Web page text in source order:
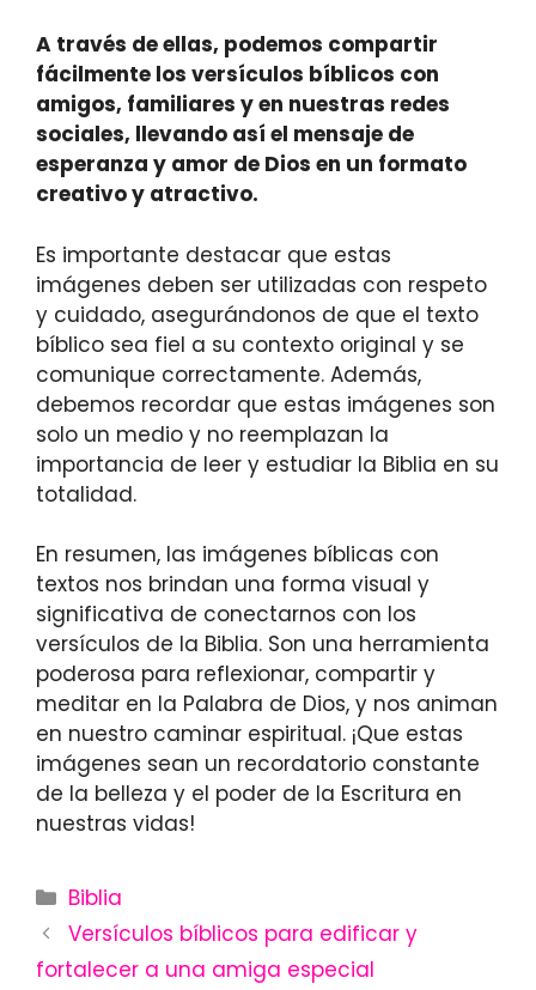
A través de ellas, podemos compartir
fácilmente los versículos bíblicos con
amigos, familiares y en nuestras redes
sociales, llevando así el mensaje de
esperanza y amor de Dios en un formato
creativo y atractivo.
Es importante destacar que estas
imágenes deben ser utilizadas con respeto
y cuidado, asegurándonos de que el texto
bíblico sea fiel a su contexto original y se
comunique correctamente. Además,
debemos recordar que estas imágenes son
solo un medio y no reemplazan la
importancia de leer y estudiar la Biblia en su
totalidad.
En resumen, las imágenes bíblicas con
textos nos brindan una forma visual y
significativa de conectarnos con los
versículos de la Biblia. Son una herramienta
poderosa para reflexionar, compartir y
meditar en la Palabra de Dios, y nos animan
en nuestro caminar espiritual. ¡Que estas
imágenes sean un recordatorio constante
de la belleza y el poder de la Escritura en
nuestras vidas!
Categories
Biblia
Versículos bíblicos para edificar y
fortalecer a una amiga especial